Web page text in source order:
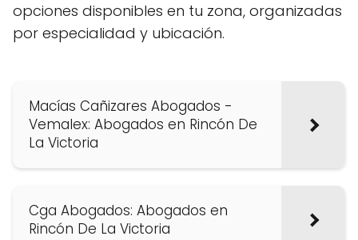
opciones disponibles en tu zona, organizadas
por especialidad y ubicación.
Macías Cañizares Abogados -
Vemalex: Abogados en Rincón De
La Victoria
Cga Abogados: Abogados en
Rincón De La Victoria